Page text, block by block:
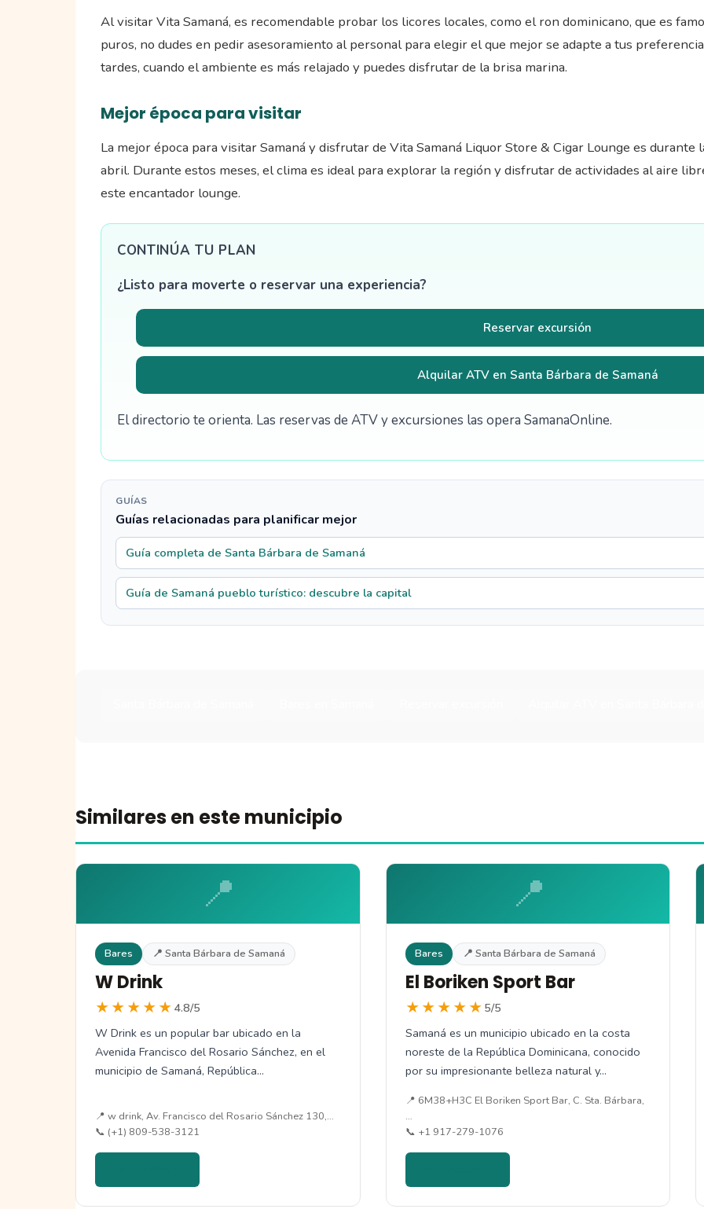
Al visitar Vita Samaná, es recomendable probar los licores locales, como el ron dominicano, que es
puros, no dudes en pedir asesoramiento al personal para elegir el que mejor se adapte a tus
tardes, cuando el ambiente es más relajado y puedes disfrutar de la brisa marina.
Mejor época para visitar
La mejor época para visitar Samaná y disfrutar de Vita Samaná Liquor Store & Cigar Lounge es durante
abril. Durante estos meses, el clima es ideal para explorar la región y disfrutar de actividades al aire
este encantador lounge.
CONTINÚA TU PLAN
¿Listo para moverte o reservar una experiencia?
Reservar excursión
Alquilar ATV en Santa Bárbara de Samaná
El directorio te orienta. Las reservas de ATV y excursiones las opera SamanaOnline.
GUÍAS
Guías relacionadas para planificar mejor
Guía completa de Santa Bárbara de Samaná
Guía de Samaná pueblo turístico: descubre la capital
Similares en este municipio
📍
Bares 📍 Santa Bárbara de Samaná
W Drink
★★★★★ 4.8/5
W Drink es un popular bar ubicado en la
Avenida Francisco del Rosario Sánchez, en el
municipio de Samaná, República…
📍 w drink, Av. Francisco del Rosario Sánchez 130,…
📞 (+1) 809-538-3121
📍
Bares 📍 Santa Bárbara de Samaná
El Boriken Sport Bar
★★★★★ 5/5
Samaná es un municipio ubicado en la costa
noreste de la República Dominicana, conocido
por su impresionante belleza natural y…
📍 6M38+H3C El Boriken Sport Bar, C. Sta. Bárbara,
…
📞 +1 917-279-1076